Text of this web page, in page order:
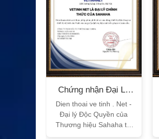
Chứng nhận Đại Lý
Sahaha
Dien thoai ve tinh . Net -
Đại lý Độc Quyền của
Thương hiệu Sahaha tại